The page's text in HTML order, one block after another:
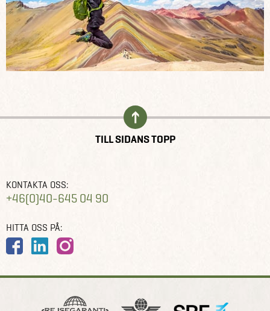
TILL SIDANS TOPP
KONTAKTA OSS:
+46(0)40-645 04 90
HITTA OSS PÅ: